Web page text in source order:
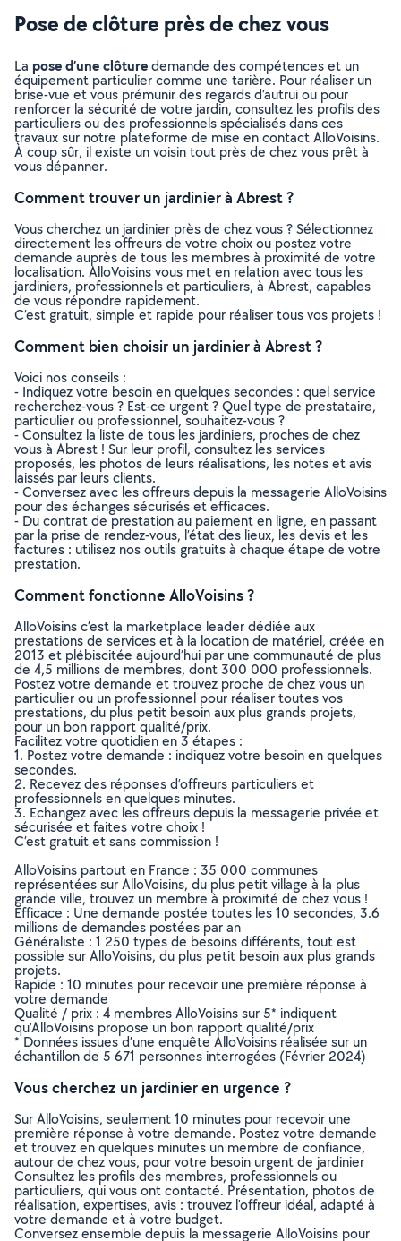
Pose de clôture près de chez vous
La pose d’une clôturedemande des compétences et un
équipement particulier comme une tarière. Pour réaliser un
brise-vue et vous prémunir des regards d’autrui ou pour
renforcer la sécurité de votre jardin, consultez les profils des
particuliers ou des professionnels spécialisés dans ces
travaux sur notre plateforme de mise en contact AlloVoisins.
À coup sûr, il existe un voisin tout près de chez vous prêt à
vous dépanner.
Comment trouver un jardinier à Abrest ?
Vous cherchez un jardinier près de chez vous ? Sélectionnez
directement les offreurs de votre choix ou postez votre
demande auprès de tous les membres à proximité de votre
localisation. AlloVoisins vous met en relation avec tous les
jardiniers, professionnels et particuliers, à Abrest, capables
de vous répondre rapidement.
C’est gratuit, simple et rapide pour réaliser tous vos projets !
Comment bien choisir un jardinier à Abrest ?
Voici nos conseils :
- Indiquez votre besoin en quelques secondes : quel service
recherchez-vous ? Est-ce urgent ? Quel type de prestataire,
particulier ou professionnel, souhaitez-vous ?
- Consultez la liste de tous les jardiniers, proches de chez
vous à Abrest ! Sur leur profil, consultez les services
proposés, les photos de leurs réalisations, les notes et avis
laissés par leurs clients.
- Conversez avec les offreurs depuis la messagerie AlloVoisins
pour des échanges sécurisés et efficaces.
- Du contrat de prestation au paiement en ligne, en passant
par la prise de rendez-vous, l’état des lieux, les devis et les
factures : utilisez nos outils gratuits à chaque étape de votre
prestation.
Comment fonctionne AlloVoisins ?
AlloVoisins c’est la marketplace leader dédiée aux
prestations de services et à la location de matériel, créée en
2013 et plébiscitée aujourd’hui par une communauté de plus
de 4,5 millions de membres, dont 300 000 professionnels.
Postez votre demande et trouvez proche de chez vous un
particulier ou un professionnel pour réaliser toutes vos
prestations, du plus petit besoin aux plus grands projets,
pour un bon rapport qualité/prix.
Facilitez votre quotidien en 3 étapes :
1. Postez votre demande : indiquez votre besoin en quelques
secondes.
2. Recevez des réponses d’offreurs particuliers et
professionnels en quelques minutes.
3. Echangez avec les offreurs depuis la messagerie privée et
sécurisée et faites votre choix !
C’est gratuit et sans commission !
AlloVoisins partout en France : 35 000 communes
représentées sur AlloVoisins, du plus petit village à la plus
grande ville, trouvez un membre à proximité de chez vous !
Efficace : Une demande postée toutes les 10 secondes, 3.6
millions de demandes postées par an
Généraliste : 1 250 types de besoins différents, tout est
possible sur AlloVoisins, du plus petit besoin aux plus grands
projets.
Rapide : 10 minutes pour recevoir une première réponse à
votre demande
Qualité / prix : 4 membres AlloVoisins sur 5* indiquent
qu’AlloVoisins propose un bon rapport qualité/prix
* Données issues d’une enquête AlloVoisins réalisée sur un
échantillon de 5 671 personnes interrogées (Février 2024)
Vous cherchez un jardinier en urgence ?
Sur AlloVoisins, seulement 10 minutes pour recevoir une
première réponse à votre demande. Postez votre demande
et trouvez en quelques minutes un membre de confiance,
autour de chez vous, pour votre besoin urgent de jardinier
Consultez les profils des membres, professionnels ou
particuliers, qui vous ont contacté. Présentation, photos de
réalisation, expertises, avis : trouvez l'offreur idéal, adapté à
votre demande et à votre budget.
Conversez ensemble depuis la messagerie AlloVoisins pour